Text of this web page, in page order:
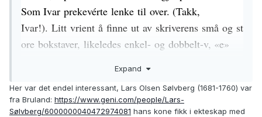
Som Ivar prekevérte lenke til over. (Takk,
Ivar!). Litt vrient å finne ut av skriverens små og st
ore bokstaver, likeledes enkel- og dobbelt-v, «e»
Expand
Her var det endel interessant, Lars Olsen Sølvberg (1681-1760) var
fra Bruland: https://www.geni.com/people/Lars-
Sølvberg/6000000040472974081 hans kone fikk i ekteskap med